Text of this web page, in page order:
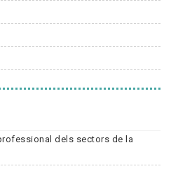
dels sectors de la